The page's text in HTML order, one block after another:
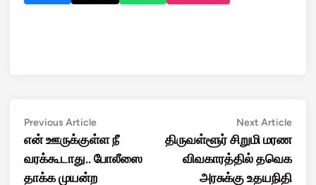
Post
navigation
Previous ArticlePrevious
article:
என் ஊருக்குள்ள நீ
வரக்கூடாது.. போலீஸை
தாக்க முயன்ற
Next ArticleNext
திருவள்ளூர் சிறுமி மரண
விவகாரத்தில் தவெக
அரசுக்கு உதயநிதி